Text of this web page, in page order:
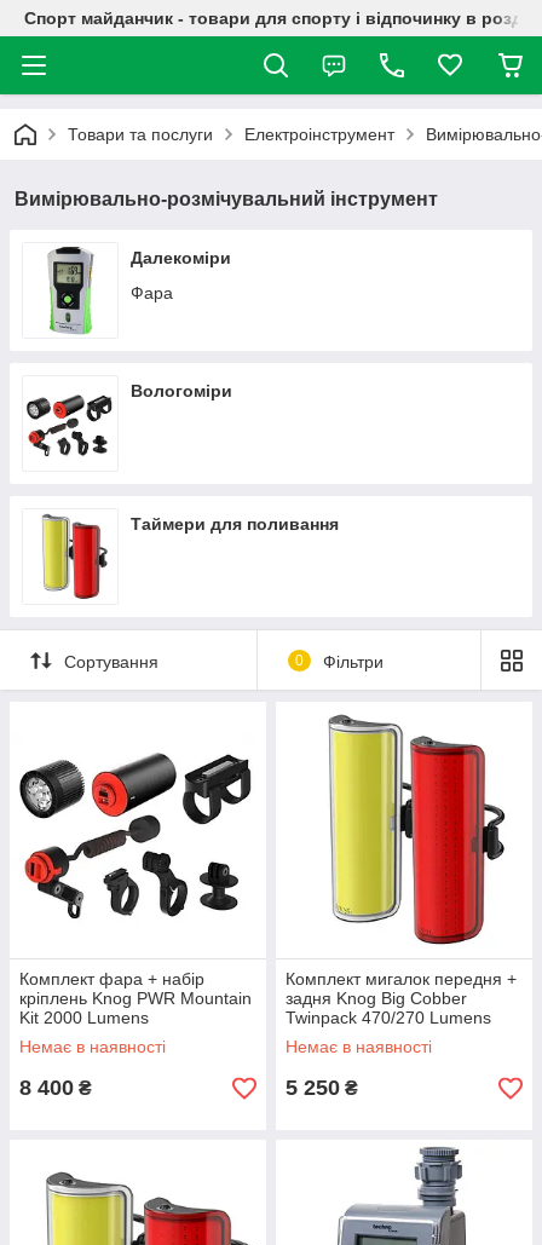
Спорт майданчик - товари для спорту і відпочинку в
Товари та послуги Електроінструмент
Вимірювально-розмічувальний інструмент
Далекоміри
Фара
Вологоміри
Таймери для поливання
Сортування 0 Фільтри
Комплект фара + набір
кріплень Knog PWR Mountain
Kit 2000 Lumens
POWERBANK
Немає в наявності
8 400 ₴
Комплект мигалок передня +
задня Knog Big Cobber
Twinpack 470/270 Lumens
Немає в наявності
5 250 ₴